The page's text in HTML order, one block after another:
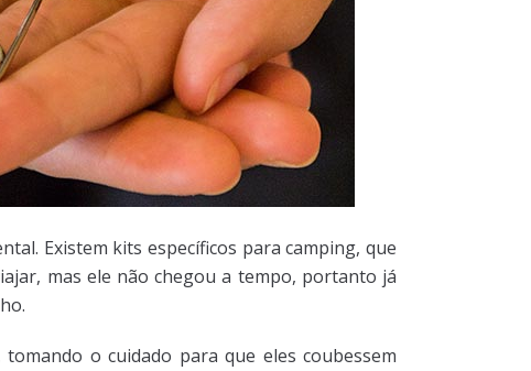
Existem kits específicos para camping, que
mas ele não chegou a tempo, portanto já
o cuidado para que eles coubessem